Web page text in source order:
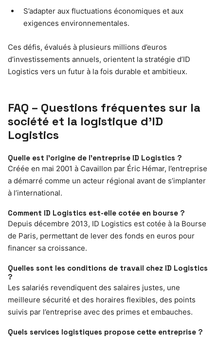
S’adapter aux fluctuations économiques et aux
exigences environnementales.
Ces défis, évalués à plusieurs millions d’euros
d’investissements annuels, orientent la stratégie d’ID
Logistics vers un futur à la fois durable et ambitieux.
FAQ – Questions fréquentes sur la
société et la logistique d’ID
Logistics
Quelle est l’origine de l’entreprise ID Logistics ?
Créée en mai 2001 à Cavaillon par Éric Hémar, l’entreprise
a démarré comme un acteur régional avant de s’implanter
à l’international.
Comment ID Logistics est-elle cotée en bourse ?
Depuis décembre 2013, ID Logistics est cotée à la Bourse
de Paris, permettant de lever des fonds en euros pour
financer sa croissance.
Quelles sont les conditions de travail chez ID Logistics
?
Les salariés revendiquent des salaires justes, une
meilleure sécurité et des horaires flexibles, des points
suivis par l’entreprise avec des primes et embauches.
Quels services logistiques propose cette entreprise ?